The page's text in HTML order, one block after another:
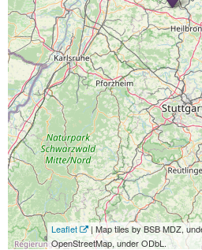
Leaflet
| Map tiles by BSB MDZ,
OpenStreetMap, under ODbL.